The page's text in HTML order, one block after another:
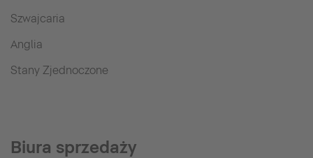
Szwajcaria
Anglia
Stany Zjednoczone
Biura sprzedaży